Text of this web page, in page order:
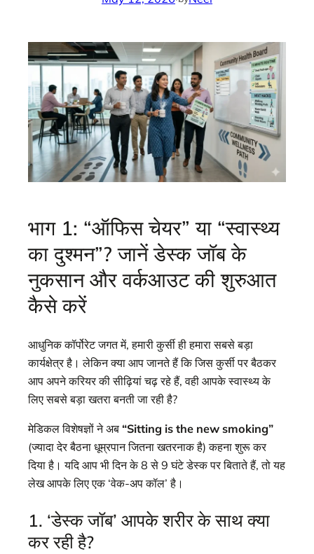
भाग 1: “ऑफिस चेयर” या “स्वास्थ्य
का दुश्मन”? जानें डेस्क जॉब के
नुकसान और वर्कआउट की शुरुआत
कैसे करें
आधुनिक कॉर्पोरेट जगत में, हमारी कुर्सी ही हमारा सबसे बड़ा
कार्यक्षेत्र है। लेकिन क्या आप जानते हैं कि जिस कुर्सी पर बैठकर
आप अपने करियर की सीढ़ियां चढ़ रहे हैं, वही आपके स्वास्थ्य के
लिए सबसे बड़ा खतरा बनती जा रही है?
मेडिकल विशेषज्ञों ने अब “Sitting is the new smoking”
(ज्यादा देर बैठना धूम्रपान जितना खतरनाक है) कहना शुरू कर
दिया है। यदि आप भी दिन के 8 से 9 घंटे डेस्क पर बिताते हैं, तो यह
लेख आपके लिए एक ‘वेक-अप कॉल’ है।
1. ‘डेस्क जॉब’ आपके शरीर के साथ क्या
कर रही है?